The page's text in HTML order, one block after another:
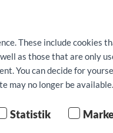
These include cookies
as those that are only
You can decide for
may no longer be available.
Statistik